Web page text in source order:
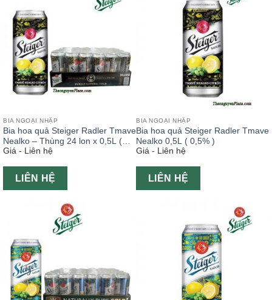
BIA NGOẠI NHẬP
Bia hoa quả Steiger Radler Tmave
Nealko – Thùng 24 lon x 0,5L (
0,5% )
Giá - Liên hệ
LIÊN HỆ
BIA NGOẠI NHẬP
Bia hoa quả Steiger Radler Tmave
Nealko 0,5L ( 0,5% )
Giá - Liên hệ
LIÊN HỆ